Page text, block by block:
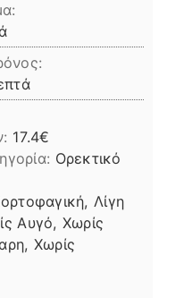
17.4
Ορεκτικό
Λίγη
Αυγό, Χωρίς
Χωρίς